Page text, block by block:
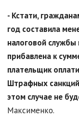
- Кстати,
год составила
налоговой
прибавлена к
плательщик
Штрафных
этом случае не
Максименко.